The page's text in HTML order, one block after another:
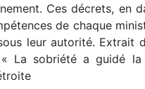
Ces décrets, en
de chaque
leur autorité. Extrait
La sobriété a guidé